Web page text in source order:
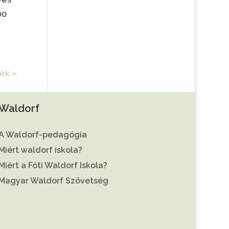
»
Waldorf-pedagógia
waldorf iskola?
a Fóti Waldorf Iskola?
Waldorf Szövetség